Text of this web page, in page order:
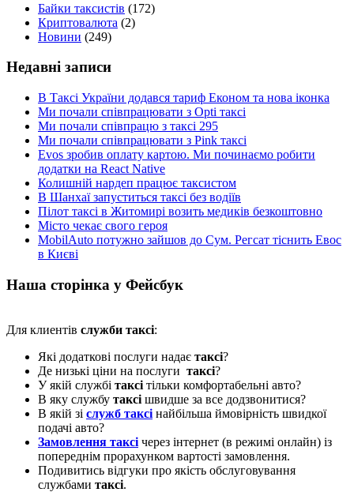
Байки таксистів (172)
Криптовалюта (2)
Новини (249)
Недавні записи
В Таксі України додався тариф Економ та нова іконка
Ми почали співпрацювати з Opti таксі
Ми почали співпрацю з таксі 295
Ми почали співпрацювати з Pink таксі
Evos зробив оплату картою. Ми починаємо робити
додатки на React Native
Колишній нардеп працює таксистом
В Шанхаї запуститься таксі без водіїв
Пілот таксі в Житомирі возить медиків безкоштовно
Місто чекає свого героя
MobilAuto потужно зайшов до Сум. Регсат тіснить Евос
в Києві
Наша сторінка у Фейсбук
Для клиентів служби таксі:
Які додаткові послуги надає таксі?
Де низькі ціни на послуги таксі?
У якій службі таксі тільки комфортабельні авто?
В яку службу таксі швидше за все додзвонитися?
В якій зі служб таксі найбільша ймовірність швидкої
подачі авто?
Замовлення таксі через інтернет (в режимі онлайн) із
попереднім прорахунком вартості замовлення.
Подивитись відгуки про якість обслуговування
службами таксі.